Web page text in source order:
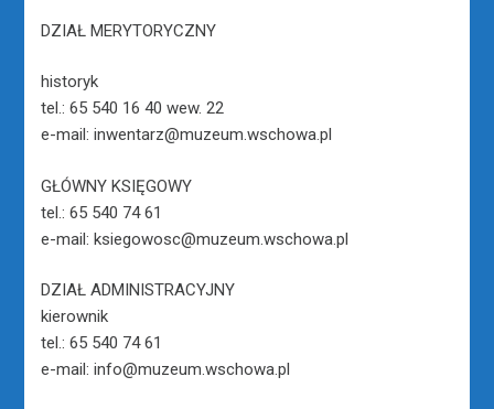
DZIAŁ MERYTORYCZNY
historyk
tel.: 65 540 16 40 wew. 22
e-mail: inwentarz@muzeum.wschowa.pl
GŁÓWNY KSIĘGOWY
tel.: 65 540 74 61
e-mail: ksiegowosc@muzeum.wschowa.pl
DZIAŁ ADMINISTRACYJNY
kierownik
tel.: 65 540 74 61
e-mail: info@muzeum.wschowa.pl